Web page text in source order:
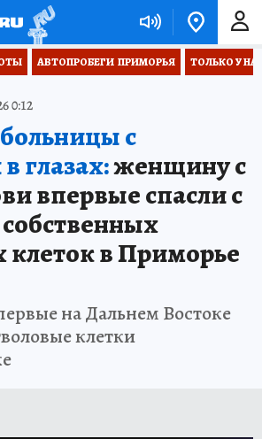
АВТОПРОБЕГИ  ПРИМОРЬЯ ТОЛЬКО У
0:12
с
глазах:женщину с
впервые спасли с
клеток в Приморье
на Дальнем Востоке
клетки